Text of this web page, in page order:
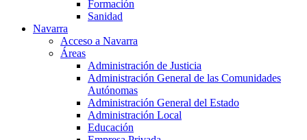
Formación
Sanidad
Navarra
Acceso a Navarra
Áreas
Administración de Justicia
Administración General de las Comunidades
Autónomas
Administración General del Estado
Administración Local
Educación